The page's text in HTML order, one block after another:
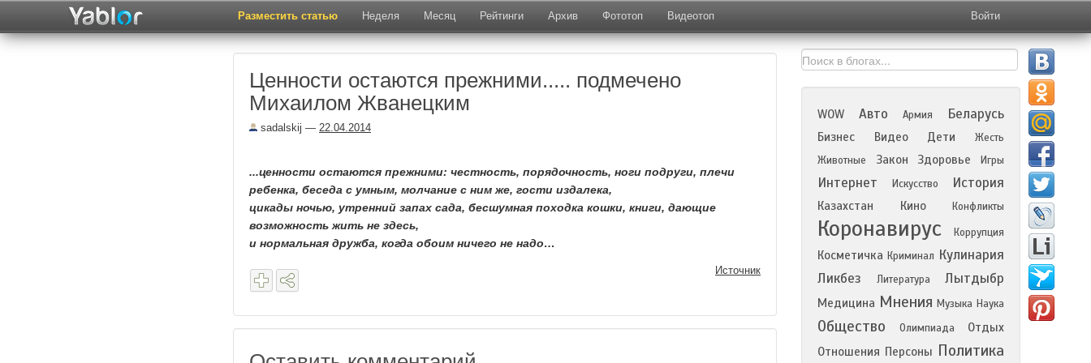
Разместить статью Неделя Месяц Рейтинги Архив Фототоп Видеотоп Войти
Ценности остаются прежними..... подмечено
Михаилом Жванецким
sadalskij — 22.04.2014
...ценности остаются прежними: честность, порядочность, ноги подруги, плечи
ребенка, беседа с умным, молчание с ним же, гости издалека,
цикады ночью, утренний запах сада, бесшумная походка кошки, книги, дающие
возможность жить не здесь,
и нормальная дружба, когда обоим ничего не надо…
Источник
WOW Авто Армия Беларусь
Бизнес Видео Дети
Жесть
Животные
Закон Здоровье Игры
Интернет Искусство История
Казахстан Кино Конфликты
Коронавирус Коррупция
Косметичка Криминал Кулинария
Ликбез
Литература Лытдыбр
Медицина Мнения Музыка Наука
Общество Олимпиада
Отдых
Отношения Персоны Политика